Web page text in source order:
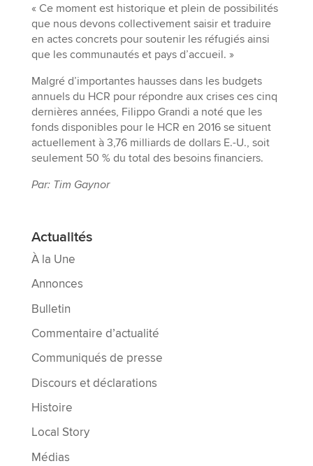
« Ce moment est historique et plein de possibilités
que nous devons collectivement saisir et traduire
en actes concrets pour soutenir les réfugiés ainsi
que les communautés et pays d’accueil. »
Malgré d’importantes hausses dans les budgets
annuels du HCR pour répondre aux crises ces cinq
dernières années, Filippo Grandi a noté que les
fonds disponibles pour le HCR en 2016 se situent
actuellement à 3,76 milliards de dollars E.-U., soit
seulement 50 % du total des besoins financiers.
Par: Tim Gaynor
Actualités
À la Une
Annonces
Bulletin
Commentaire d’actualité
Communiqués de presse
Discours et déclarations
Histoire
Local Story
Médias